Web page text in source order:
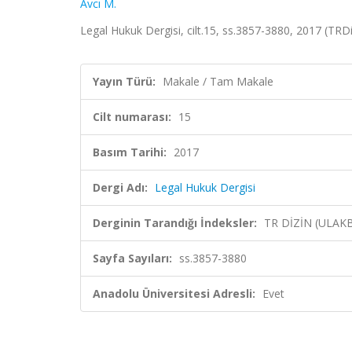
Avcı M.
Legal Hukuk Dergisi, cilt.15, ss.3857-3880, 2017
Yayın Türü: Makale / Tam Makale
Cilt numarası: 15
Basım Tarihi: 2017
Dergi Adı: Legal Hukuk Dergisi
Derginin Tarandığı İndeksler: TR DİZİN
Sayfa Sayıları: ss.3857-3880
Anadolu Üniversitesi Adresli: Evet